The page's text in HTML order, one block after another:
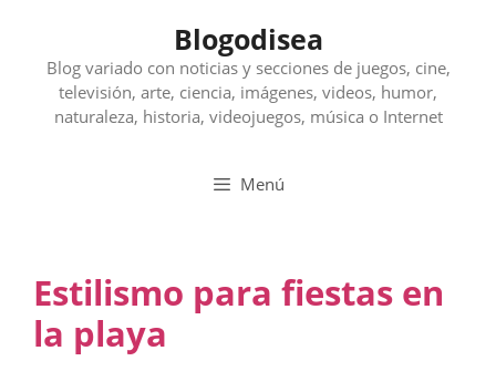
contenido
Blogodisea
Blog variado con noticias y secciones de juegos, cine,
televisión, arte, ciencia, imágenes, videos, humor,
naturaleza, historia, videojuegos, música o Internet
Menú
Estilismo para fiestas en
la playa